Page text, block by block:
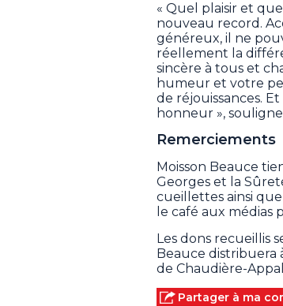
« Quel plaisir et
nouveau record.
généreux, il ne
réellement la
sincère à tous et
humeur et votre
de réjouissances.
honneur »,
Remerciements
Moisson Beauce
Georges et la
cueillettes ainsi
le café aux médias
Les dons recueillis
Beauce distribuera
de Chaudière-
Partager à ma